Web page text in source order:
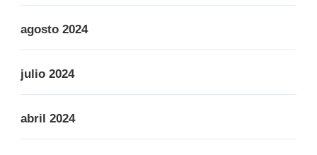
agosto 2024
julio 2024
abril 2024